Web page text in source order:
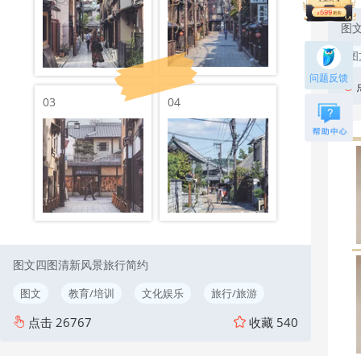
03 04
图文四图清新风景旅行简约
图文 教育/培训 文化娱乐 旅行/旅游
点击 26767 收藏 540
图
问题反馈